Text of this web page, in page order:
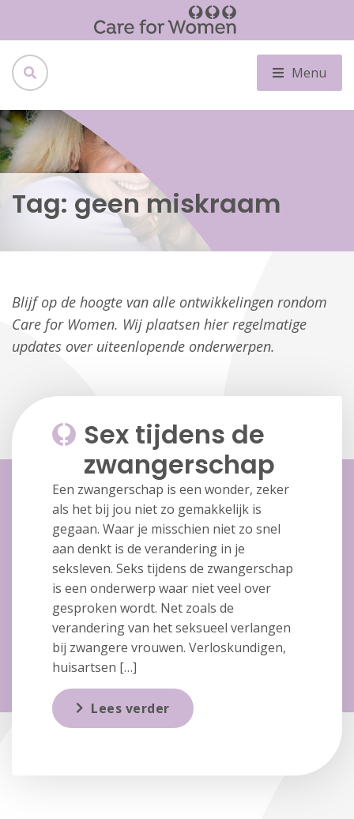
Menu
Tag: geen miskraam
Blijf op de hoogte van alle ontwikkelingen rondom
Care for Women. Wij plaatsen hier regelmatige
updates over uiteenlopende onderwerpen.
Sex tijdens de
zwangerschap
Een zwangerschap is een wonder, zeker
als het bij jou niet zo gemakkelijk is
gegaan. Waar je misschien niet zo snel
aan denkt is de verandering in je
seksleven. Seks tijdens de zwangerschap
is een onderwerp waar niet veel over
gesproken wordt. Net zoals de
verandering van het seksueel verlangen
bij zwangere vrouwen. Verloskundigen,
huisartsen […]
Lees verder